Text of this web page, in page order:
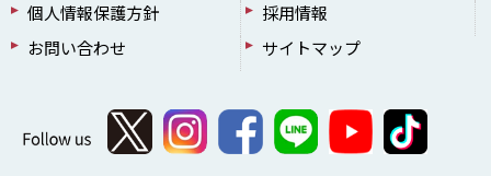
個人情報保護方針
採用情報
お問い合わせ
サイトマップ